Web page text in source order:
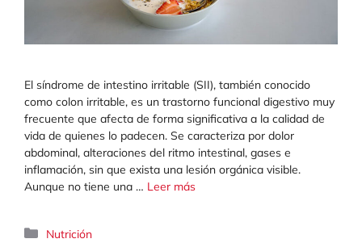
El síndrome de intestino irritable (SII), también conocido
como colon irritable, es un trastorno funcional digestivo muy
frecuente que afecta de forma significativa a la calidad de
vida de quienes lo padecen. Se caracteriza por dolor
abdominal, alteraciones del ritmo intestinal, gases e
inflamación, sin que exista una lesión orgánica visible.
Aunque no tiene una … Leer más
Categorías
Nutrición